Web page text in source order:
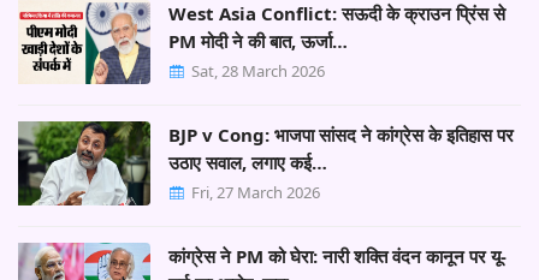
West Asia Conflict: सऊदी के क्राउन प्रिंस से
PM मोदी ने की बात, ऊर्जा…
Sat, 28 March 2026
BJP v Cong: भाजपा सांसद ने कांग्रेस के इतिहास पर
उठाए सवाल, लगाए कई…
Fri, 27 March 2026
कांग्रेस ने PM को घेरा: नारी शक्ति वंदन कानून पर यू-